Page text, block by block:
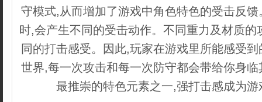
守模式,从而增加了游戏中角色特色的受击反
时,会产生不同的受击动作。不同重力及材质
同的打击感受。因此,玩家在游戏里所能感受
世界,每一次攻击和每一次防守都会带给你身
最推崇的特色元素之一,强打击感成为